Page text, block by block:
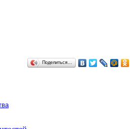
Поделиться…